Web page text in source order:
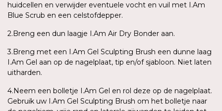
huidcellen en verwijder eventuele vocht en vuil met I.Am
Blue Scrub en een celstofdepper.
2.Breng een dun laagje I.Am Air Dry Bonder aan.
3.Breng met een I.Am Gel Sculpting Brush een dunne laag
I.Am Gel aan op de nagelplaat, tip en/of sjabloon. Niet laten
uitharden.
4.Neem een bolletje I.Am Gel en rol deze op de nagelplaat.
Gebruik uw I.Am Gel Sculpting Brush om het bolletje naar